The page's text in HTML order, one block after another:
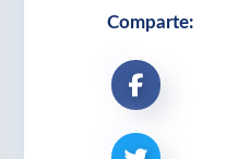
Comparte: